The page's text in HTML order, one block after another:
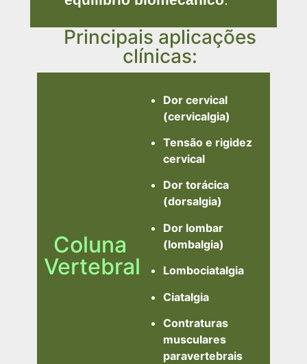
Principais aplicações
clínicas:
Coluna
Vertebral
Dor cervical
(cervicalgia)
Tensão e rigidez
cervical
Dor torácica
(dorsalgia)
Dor lombar
(lombalgia)
Lombociatalgia
Ciatalgia
Contraturas
musculares
paravertebrais